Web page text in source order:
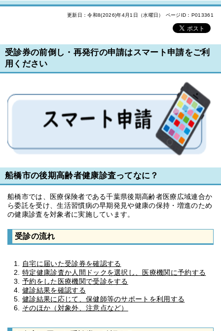
更新日：令和8(2026)年4月1日（水曜日） ページID：P013361
受診券の前倒し・再発行の申請はスマート申請をご利
用ください
船橋市の後期高齢者健康診査ってなに？
船橋市では、医療保険者である千葉県後期高齢者医療広域連合か
ら委託を受け、生活習慣病の早期発見や健康の保持・増進のため
の健康診査を対象者に実施しています。
受診の流れ
自宅に届いた受診券を確認する
特定健康診査か人間ドックを選択し、医療機関に予約する
予約をした医療機関で受診をする
健診結果を確認する
健診結果に応じて、保健師等のサポートを利用する
そのほか（対象外、注意点など）